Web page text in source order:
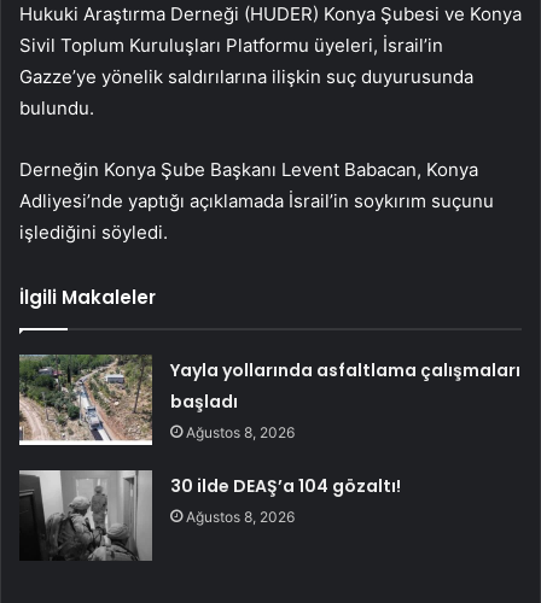
Hukuki Araştırma Derneği (HUDER) Konya Şubesi ve Konya
Sivil Toplum Kuruluşları Platformu üyeleri, İsrail’in
Gazze’ye yönelik saldırılarına ilişkin suç duyurusunda
bulundu.
Derneğin Konya Şube Başkanı Levent Babacan, Konya
Adliyesi’nde yaptığı açıklamada İsrail’in soykırım suçunu
işlediğini söyledi.
İlgili Makaleler
Yayla yollarında asfaltlama çalışmaları
başladı
Ağustos 8, 2026
30 ilde DEAŞ’a 104 gözaltı!
Ağustos 8, 2026